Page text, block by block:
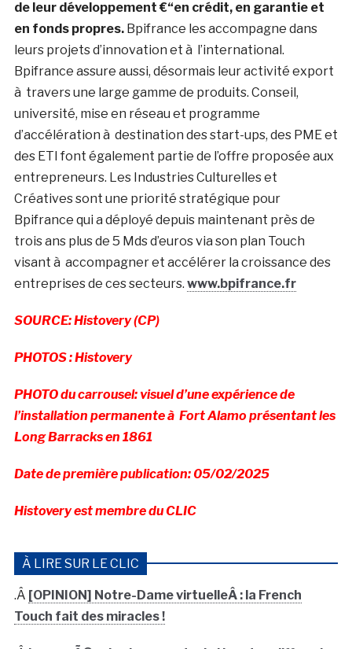
de leur développement €“en crédit, en garantie et
en fonds propres.Bpifrance les accompagne dans
leurs projets d’innovation et à l’international.
Bpifrance assure aussi, désormais leur activité export
à travers une large gamme de produits. Conseil,
université, mise en réseau et programme
d’accélération à destination des start-ups, des PME et
des ETI font également partie de l’offre proposée aux
entrepreneurs. Les Industries Culturelles et
Créatives sont une priorité stratégique pour
Bpifrance qui a déployé depuis maintenant près de
trois ans plus de 5 Mds d’euros via son plan Touch
visant à accompagner et accélérer la croissance des
entreprises de ces secteurs. www.bpifrance.fr
SOURCE: Histovery (CP)
PHOTOS : Histovery
PHOTO du carrousel: visuel d’une expérience de
l’installation permanente à Fort Alamo présentant les
Long Barracks en 1861
Date de première publication: 05/02/2025
Histovery est membre du CLIC
À LIRE SUR LE CLIC
.Â [OPINION] Notre-Dame virtuelleÂ : la French
Touch fait des miracles !